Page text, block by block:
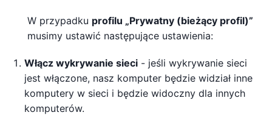
W przypadku profilu „Prywatny (bieżący profil)”
musimy ustawić następujące ustawienia:
Włącz wykrywanie sieci - jeśli wykrywanie sieci
jest włączone, nasz komputer będzie widział inne
komputery w sieci i będzie widoczny dla innych
komputerów.